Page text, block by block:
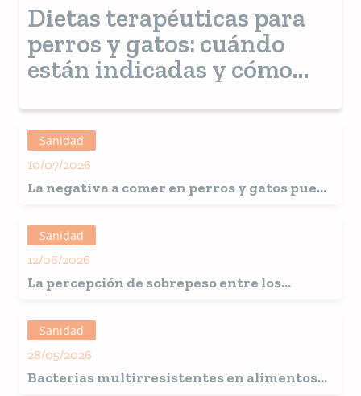
Dietas terapéuticas para
perros y gatos: cuándo
están indicadas y cómo
Sanidad
10/07/2026
La negativa a comer en perros y gatos puede
y avanzadas.
Sanidad
12/06/2026
La percepción de sobrepeso entre los
37% en perros
Sanidad
28/05/2026
Bacterias multirresistentes en alimentos